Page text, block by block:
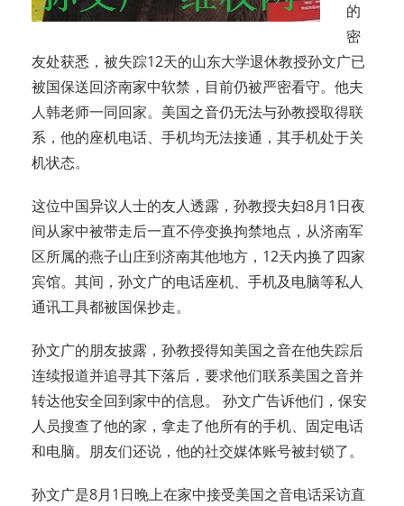
的
密
友处获悉，被失踪12天的山东大学退休教授孙文广已
被国保送回济南家中软禁，目前仍被严密看守。他夫
人韩老师一同回家。美国之音仍无法与孙教授取得联
系，他的座机电话、手机均无法接通，其手机处于关
机状态。
这位中国异议人士的友人透露，孙教授夫妇8月1日夜
间从家中被带走后一直不停变换拘禁地点，从济南军
区所属的燕子山庄到济南其他地方，12天内换了四家
宾馆。其间，孙文广的电话座机、手机及电脑等私人
通讯工具都被国保抄走。
孙文广的朋友披露，孙教授得知美国之音在他失踪后
连续报道并追寻其下落后，要求他们联系美国之音并
转达他安全回到家中的信息。 孙文广告诉他们，保安
人员搜查了他的家，拿走了他所有的手机、固定电话
和电脑。朋友们还说，他的社交媒体账号被封锁了。
孙文广是8月1日晚上在家中接受美国之音电话采访直